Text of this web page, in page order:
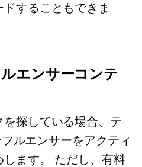
することもできま
エンサーコンテ
探している場合、テ
ルエンサーをアクティ
ます。 ただし、有料